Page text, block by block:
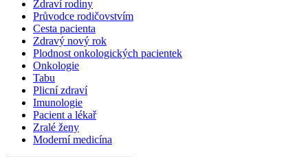
Zdraví rodiny
Průvodce rodičovstvím
Cesta pacienta
Zdravý nový rok
Plodnost onkologických pacientek
Onkologie
Tabu
Plicní zdraví
Imunologie
Pacient a lékař
Zralé ženy
Moderní medicína